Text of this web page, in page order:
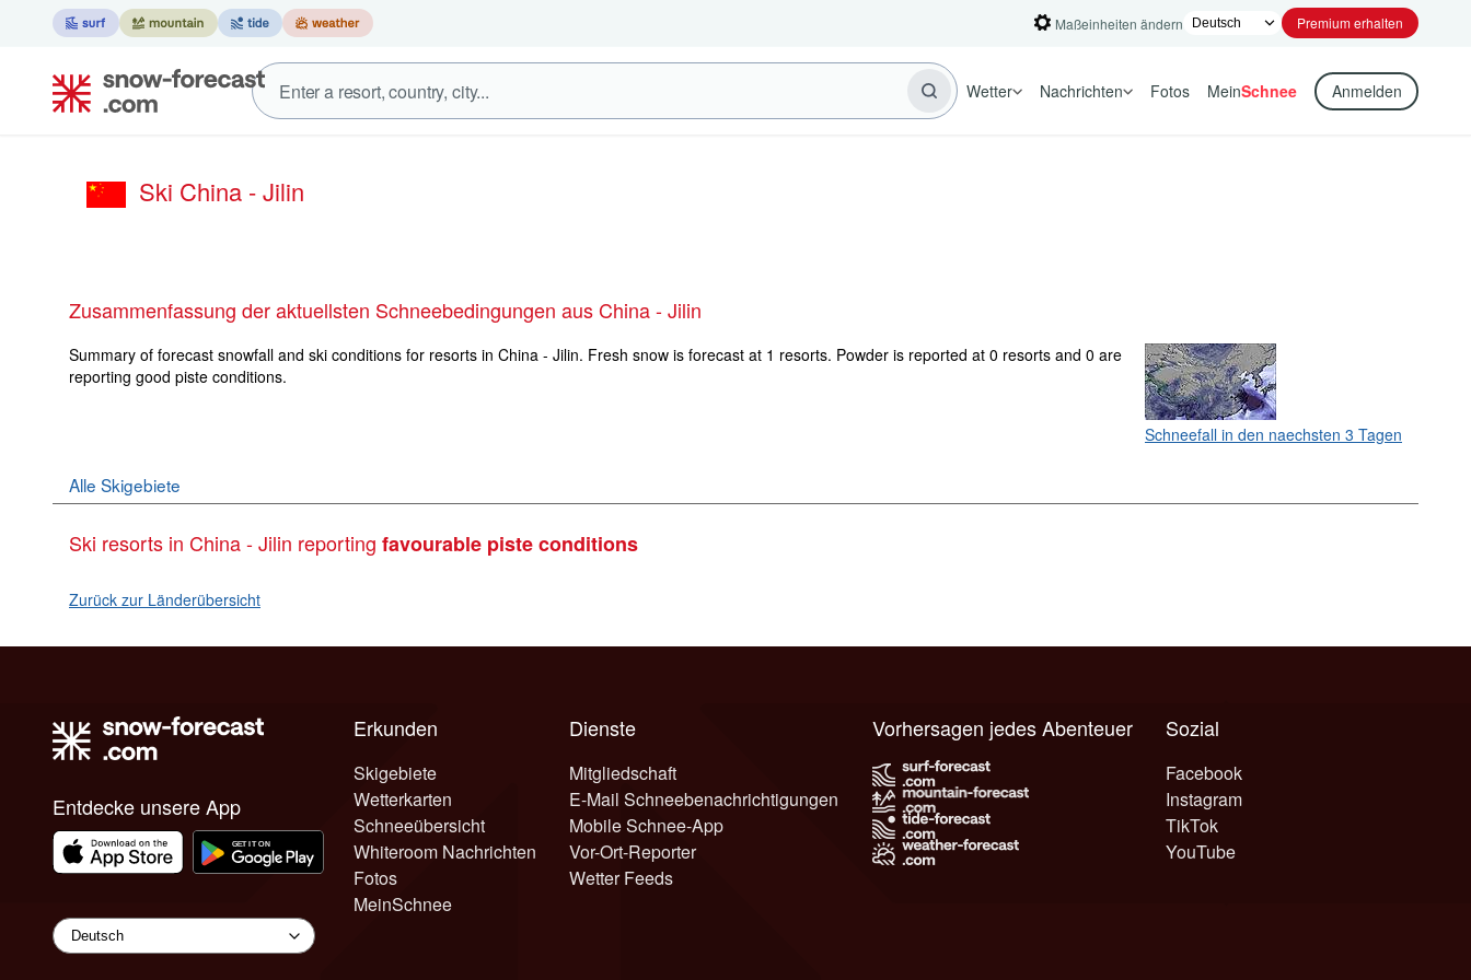
Maßeinheiten ändern Premium erhalten
Wetter Nachrichten Fotos MeinSchnee Anmelden
Ski China - Jilin
Zusammenfassung der aktuellsten Schneebedingungen aus China - Jilin
Schneefall in den naechsten 3 Tagen
Summary of forecast snowfall and ski conditions for resorts in China - Jilin. Fresh snow is forecast at 1 resorts. Powder is reported at 0 resorts and 0 are
reporting good piste conditions.
Alle Skigebiete
Ski resorts in China - Jilin reporting favourable piste conditions
Zurück zur Länderübersicht
Entdecke unsere App
Erkunden
Skigebiete
Wetterkarten
Schneeübersicht
Whiteroom Nachrichten
Fotos
MeinSchnee
Dienste
Mitgliedschaft
E-Mail Schneebenachrichtigungen
Mobile Schnee-App
Vor-Ort-Reporter
Wetter Feeds
Sozial
Facebook
Instagram
TikTok
YouTube
Vorhersagen jedes Abenteuer